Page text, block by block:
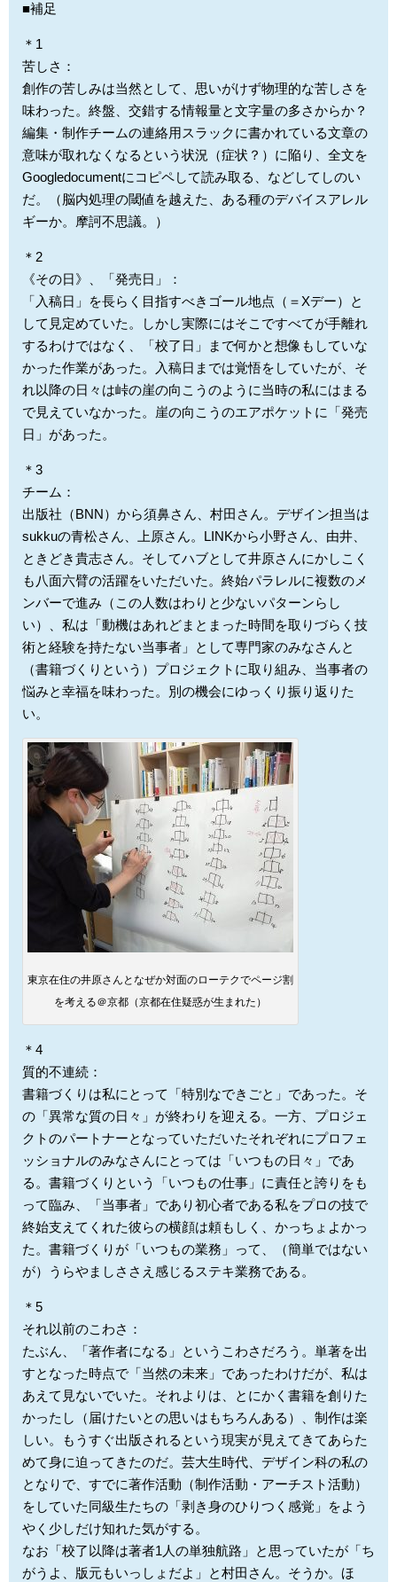
■補足
＊1
苦しさ：
創作の苦しみは当然として、思いがけず物理的な苦しさを
味わった。終盤、交錯する情報量と文字量の多さからか？
編集・制作チームの連絡用スラックに書かれている文章の
意味が取れなくなるという状況（症状？）に陥り、全文を
Googledocumentにコピペして読み取る、などしてしのい
だ。（脳内処理の閾値を越えた、ある種のデバイスアレル
ギーか。摩訶不思議。）
＊2
《その日》、「発売日」：
「入稿日」を長らく目指すべきゴール地点（＝Xデー）と
して見定めていた。しかし実際にはそこですべてが手離れ
するわけではなく、「校了日」まで何かと想像もしていな
かった作業があった。入稿日までは覚悟をしていたが、そ
れ以降の日々は峠の崖の向こうのように当時の私にはまる
で見えていなかった。崖の向こうのエアポケットに「発売
日」があった。
＊3
チーム：
出版社（BNN）から須鼻さん、村田さん。デザイン担当は
sukkuの青松さん、上原さん。LINKから小野さん、由井、
ときどき貴志さん。そしてハブとして井原さんにかしこく
も八面六臂の活躍をいただいた。終始パラレルに複数のメ
ンバーで進み（この人数はわりと少ないパターンらし
い）、私は「動機はあれどまとまった時間を取りづらく技
術と経験を持たない当事者」として専門家のみなさんと
（書籍づくりという）プロジェクトに取り組み、当事者の
悩みと幸福を味わった。別の機会にゆっくり振り返りた
い。
東京在住の井原さんとなぜか対面のローテクでページ割
を考える＠京都（京都在住疑惑が生まれた）
＊4
質的不連続：
書籍づくりは私にとって「特別なできごと」であった。そ
の「異常な質の日々」が終わりを迎える。一方、プロジェ
クトのパートナーとなっていただいたそれぞれにプロフェ
ッショナルのみなさんにとっては「いつもの日々」であ
る。書籍づくりという「いつもの仕事」に責任と誇りをも
って臨み、「当事者」であり初心者である私をプロの技で
終始支えてくれた彼らの横顔は頼もしく、かっちょよかっ
た。書籍づくりが「いつもの業務」って、（簡単ではない
が）うらやましささえ感じるステキ業務である。
＊5
それ以前のこわさ：
たぶん、「著作者になる」というこわさだろう。単著を出
すとなった時点で「当然の未来」であったわけだが、私は
あえて見ないでいた。それよりは、とにかく書籍を創りた
かったし（届けたいとの思いはもちろんある）、制作は楽
しい。もうすぐ出版されるという現実が見えてきてあらた
めて身に迫ってきたのだ。芸大生時代、デザイン科の私の
となりで、すでに著作活動（制作活動・アーチスト活動）
をしていた同級生たちの「剥き身のひりつく感覚」をよう
やく少しだけ知れた気がする。
なお「校了以降は著者1人の単独航路」と思っていたが「ち
がうよ、版元もいっしょだよ」と村田さん。そうか。ほ